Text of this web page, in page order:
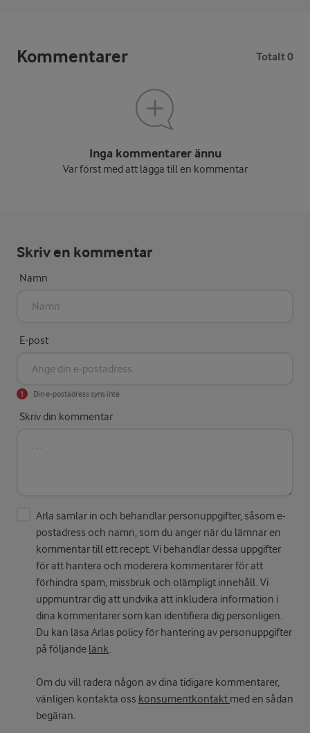
Kommentarer Totalt 0
Inga kommentarer ännu
Var först med att lägga till en kommentar
Skriv en kommentar
Namn
E-post
Din e-postadress syns inte
Skriv din kommentar
Arla samlar in och behandlar personuppgifter, såsom e-
postadress och namn, som du anger när du lämnar en
kommentar till ett recept. Vi behandlar dessa uppgifter
för att hantera och moderera kommentarer för att
förhindra spam, missbruk och olämpligt innehåll. Vi
uppmuntrar dig att undvika att inkludera information i
dina kommentarer som kan identifiera dig personligen.
Du kan läsa Arlas policy för hantering av personuppgifter
på följande länk.
Om du vill radera någon av dina tidigare kommentarer,
vänligen kontakta oss konsumentkontakt med en sådan
begäran.